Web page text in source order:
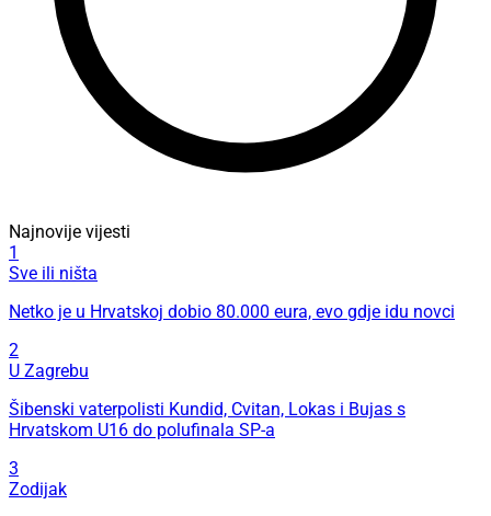
Najnovije vijesti
1
Sve ili ništa
Netko je u Hrvatskoj dobio 80.000 eura, evo gdje idu novci
2
U Zagrebu
Šibenski vaterpolisti Kundid, Cvitan, Lokas i Bujas s
Hrvatskom U16 do polufinala SP-a
3
Zodijak